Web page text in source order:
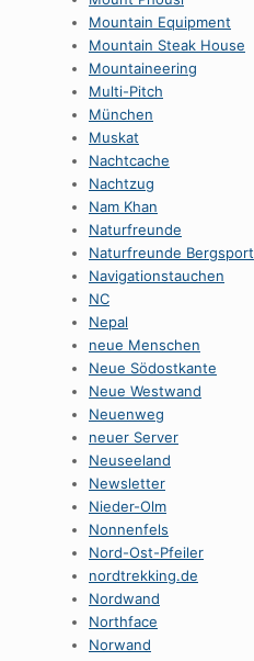
Mountain Equipment
Mountain Steak House
Mountaineering
Multi-Pitch
München
Muskat
Nachtcache
Nachtzug
Nam Khan
Naturfreunde
Naturfreunde Bergsport
Navigationstauchen
NC
Nepal
neue Menschen
Neue Södostkante
Neue Westwand
Neuenweg
neuer Server
Neuseeland
Newsletter
Nieder-Olm
Nonnenfels
Nord-Ost-Pfeiler
nordtrekking.de
Nordwand
Northface
Norwand